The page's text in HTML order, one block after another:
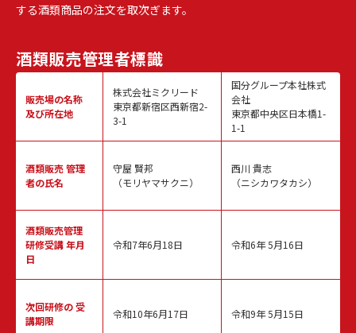
する酒類商品の注文を取次ぎます。
酒類販売管理者標識
販売場の名称
及び所在地
酒類販売管理
者の氏名
酒類販売管理
研修受講 年月
日
次回研修の受
講期限
株式会社ミクリード
東京都新宿区西新宿2-
3-1
守屋 賢邦
（モリヤマサクニ）
令和7年6月18日
令和10年6月17日
国分グループ本社株式
会社
東京都中央区日本橋1-
1-1
西川 貴志
（ニシカワタカシ）
令和6年 5月16日
令和9年 5月15日